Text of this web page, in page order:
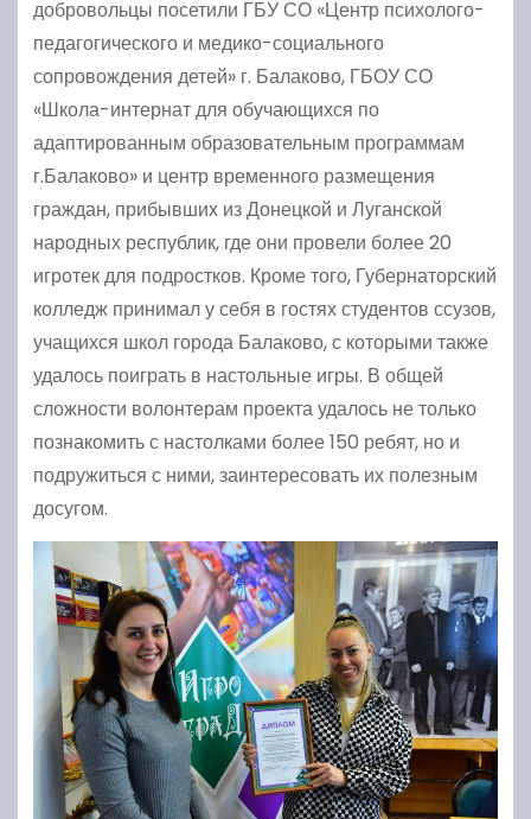
добровольцы посетили ГБУ СО «Центр психолого-
педагогического и медико-социального
сопровождения детей» г. Балаково, ГБОУ СО
«Школа-интернат для обучающихся по
адаптированным образовательным программам
г.Балаково» и центр временного размещения
граждан, прибывших из Донецкой и Луганской
народных республик, где они провели более 20
игротек для подростков. Кроме того, Губернаторский
колледж принимал у себя в гостях студентов ссузов,
учащихся школ города Балаково, с которыми также
удалось поиграть в настольные игры. В общей
сложности волонтерам проекта удалось не только
познакомить с настолками более 150 ребят, но и
подружиться с ними, заинтересовать их полезным
досугом.